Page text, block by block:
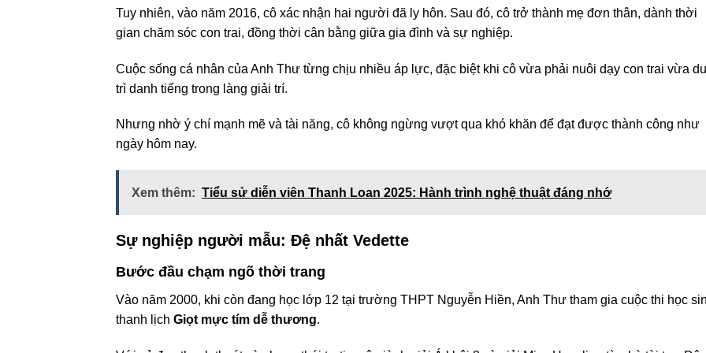
Tuy nhiên, vào năm 2016, cô xác nhận hai người đã ly hôn. Sau đó, cô trở thành mẹ đơn thân, dành thời
gian chăm sóc con trai, đồng thời cân bằng giữa gia đình và sự nghiệp.
Cuộc sống cá nhân của Anh Thư từng chịu nhiều áp lực, đặc biệt khi cô vừa phải nuôi dạy con trai vừa
trì danh tiếng trong làng giải trí.
Nhưng nhờ ý chí mạnh mẽ và tài năng, cô không ngừng vượt qua khó khăn để đạt được thành công như
ngày hôm nay.
Xem thêm: Tiểu sử diễn viên Thanh Loan 2025: Hành trình nghệ thuật đáng nhớ
Sự nghiệp người mẫu: Đệ nhất Vedette
Bước đầu chạm ngõ thời trang
Vào năm 2000, khi còn đang học lớp 12 tại trường THPT Nguyễn Hiền, Anh Thư tham gia cuộc thi học
thanh lịch Giọt mực tím dễ thương.